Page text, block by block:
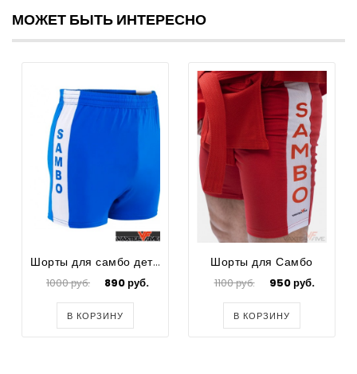
МОЖЕТ БЫТЬ ИНТЕРЕСНО
Шорты для самбо детские
1000 руб. 890 руб.
В КОРЗИНУ
Шорты для Самбо
1100 руб. 950 руб.
В КОРЗИНУ